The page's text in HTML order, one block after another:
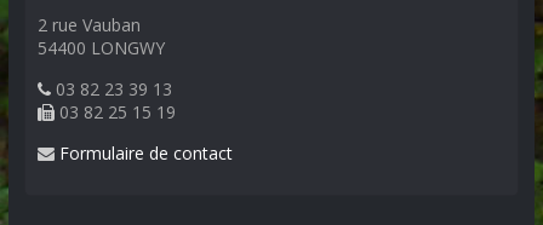
2 rue Vauban
54400 LONGWY
03 82 23 39 13
03 82 25 15 19
Formulaire de contact